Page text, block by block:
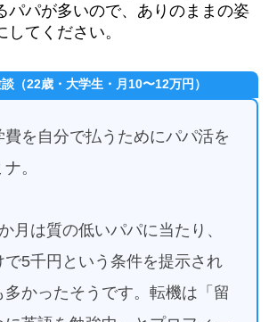
パパが多いので、ありのままの姿
てください。
（22歳・大学生・月10〜12万円）
費を自分で払うためにパパ活を
。
月は質の低いパパに当たり、
で5千円という条件を提示され
多かったそうです。転機は「留